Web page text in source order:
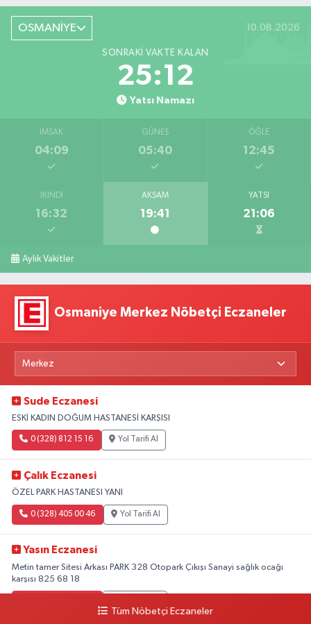
OSMANİYE 10.08.2026
SONRAKI VAKTE KALAN
25:11
Yatsı Namazı
İMSAK
04:09
GÜNEŞ
05:40
ÖĞLE
12:45
İKINDI
16:32
AKŞAM
19:41
YATSI
21:06
Aylık Vakitler
Osmaniye Merkez Nöbetçi Eczaneler
Sude Eczanesi
ESKİ KADIN DOĞUM HASTANESİ KARŞISI
0 (328) 812 15 16 Yol Tarifi Al
Çalık Eczanesi
ÖZEL PARK HASTANESI YANI
0 (328) 405 00 46 Yol Tarifi Al
Yasın Eczanesi
Metin tamer Sitesi Arkası PARK 328 Otopark Çıkışı Sanayi sağlık ocağı
karşısı 825 68 18
Tüm Nöbetçi Eczaneler